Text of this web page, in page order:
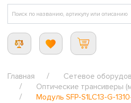
Главная
Сетевое
Оптические трансиверы
Модуль SFP-S1LC13-G-